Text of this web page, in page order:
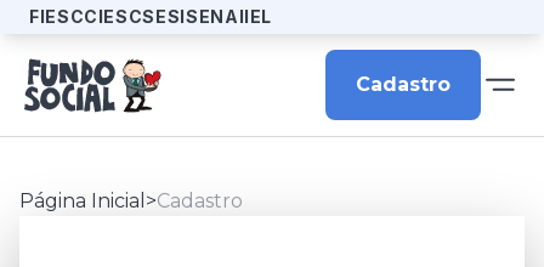
FIESCCIESCSESISENAIIEL
Cadastro
Página Inicial >Cadastro